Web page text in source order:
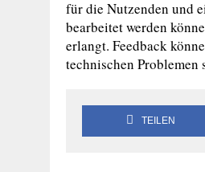
für die Nutzenden und
bearbeitet werden
erlangt. Feedback
technischen Problemen
TEILEN